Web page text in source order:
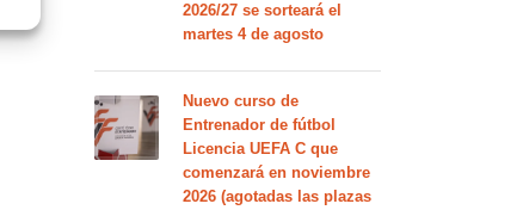
2026/27 se sorteará el
martes 4 de agosto
Nuevo curso de
Entrenador de fútbol
Licencia UEFA C que
comenzará en noviembre
2026 (agotadas las plazas